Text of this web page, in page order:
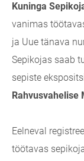
Kuninga
vanimas
ja Uue tänava
Sepikojas saab
sepiste
Rahvusvahelise
Eelneval
töötavas